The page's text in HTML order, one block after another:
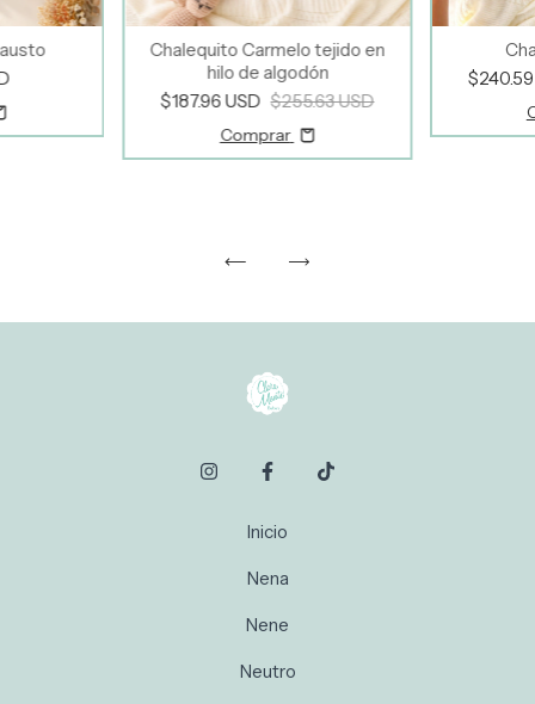
Chalequito Carmelo tejido en
hilo de algodón
$187.96 USD $255.63 USD
Comprar
Inicio
Nena
Nene
Neutro